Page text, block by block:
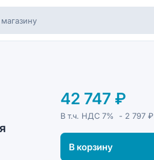
42 747 ₽
В т.ч. НДС 7% - 2 797 ₽
В корзину